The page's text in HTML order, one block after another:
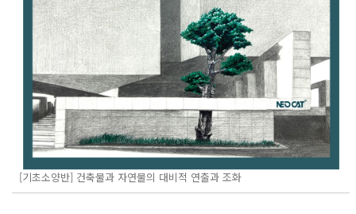
[기초소양반] 건축물과 자연물의 대비적 연출과 조화